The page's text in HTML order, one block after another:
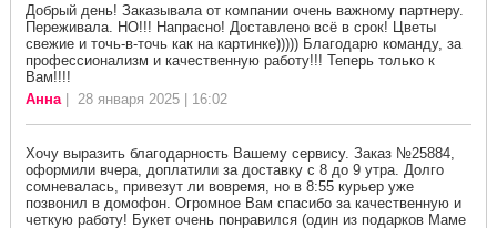
Добрый день! Заказывала от компании очень важному партнеру.
Переживала. НО!!! Напрасно! Доставлено всё в срок! Цветы
свежие и точь-в-точь как на картинке))))) Благодарю команду, за
профессионализм и качественную работу!!! Теперь только к
Вам!!!!
Анна| 28 января 2025 | 16:02
Хочу выразить благодарность Вашему сервису. Заказ №25884,
оформили вчера, доплатили за доставку с 8 до 9 утра. Долго
сомневалась, привезут ли вовремя, но в 8:55 курьер уже
позвонил в домофон. Огромное Вам спасибо за качественную и
четкую работу! Букет очень понравился (один из подарков Маме